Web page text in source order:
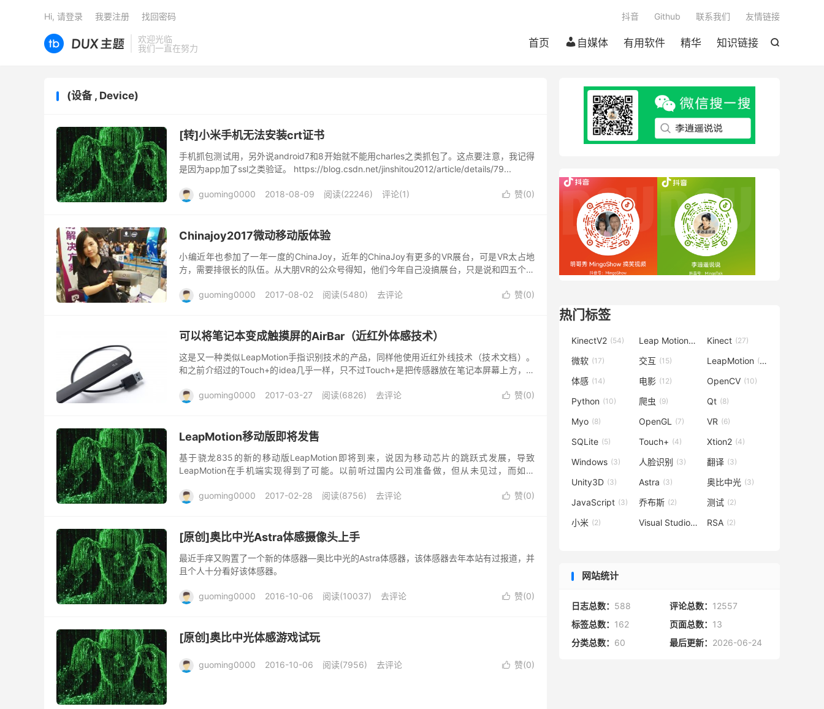
欢迎光临
我们一直在努力

首页 自媒体 有用软件 精华 知识链接
抖音 Github 联系我们 友情链接
Hi, 请登录 我要注册 找回密码
(设备 , Device)
[转]小米手机无法安装crt证书
手机抓包测试用，另外说android7和8开始就不能用charles之类抓包了。这点要注意，我记得
是因为app加了ssl之类验证。 https://blog.csdn.net/jinshitou2012/article/details/79...
 赞(0)
guoming0000 2018-08-09 阅读(22246) 评论(1)
Chinajoy2017微动移动版体验
小编近年也参加了一年一度的ChinaJoy，近年的ChinaJoy有更多的VR展台，可是VR太占地
方，需要排很长的队伍。从大朋VR的公众号得知，他们今年自己没搞展台，只是说和四五个公
 赞(0)
guoming0000 2017-08-02 阅读(5480) 去评论
可以将笔记本变成触摸屏的AirBar（近红外体感技术）
这是又一种类似LeapMotion手指识别技术的产品，同样他使用近红外线技术（技术文档）。
和之前介绍过的Touch+的idea几乎一样，只不过Touch+是把传感器放在笔记本屏幕上方，检
 赞(0)
guoming0000 2017-03-27 阅读(6826) 去评论
LeapMotion移动版即将发售
基于骁龙835的新的移动版LeapMotion即将到来，说因为移动芯片的跳跃式发展，导致
LeapMotion在手机端实现得到了可能。以前听过国内公司准备做，但从未见过，而如今
 赞(0)
guoming0000 2017-02-28 阅读(8756) 去评论
[原创]奥比中光Astra体感摄像头上手
最近手痒又购置了一个新的体感器—奥比中光的Astra体感器，该体感器去年本站有过报道，并
且个人十分看好该体感器。
 赞(0)
guoming0000 2016-10-06 阅读(10037) 去评论
[原创]奥比中光体感游戏试玩
 赞(0)
guoming0000 2016-10-06 阅读(7956) 去评论
热门标签
KinectV2 (54) Leap Motion(42) Kinect (27)
微软 (17) 交互 (15) LeapMotion (15)
体感 (14) 电影 (12) OpenCV (10)
Python (10) 爬虫 (9) Qt (8)
Myo (8) OpenGL (7) VR (6)
SQLite (5) Touch+ (4) Xtion2 (4)
Windows (3) 人脸识别 (3) 翻译 (3)
Unity3D (3) Astra (3) 奥比中光 (3)
JavaScript (3) 乔布斯 (2) 测试 (2)
小米 (2) Visual Studio(2) RSA (2)
网站统计
日志总数： 588 评论总数： 12557
标签总数： 162 页面总数： 13
分类总数： 60 最后更新： 2026-06-24